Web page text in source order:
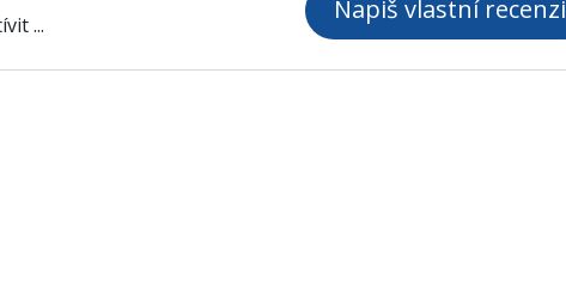
...
Napiš vlastní recenzi